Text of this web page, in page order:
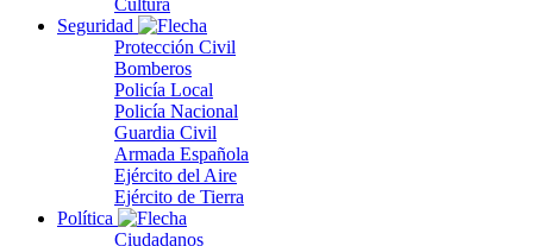
Cultura
Seguridad
Protección Civil
Bomberos
Policía Local
Policía Nacional
Guardia Civil
Armada Española
Ejército del Aire
Ejército de Tierra
Política
Ciudadanos